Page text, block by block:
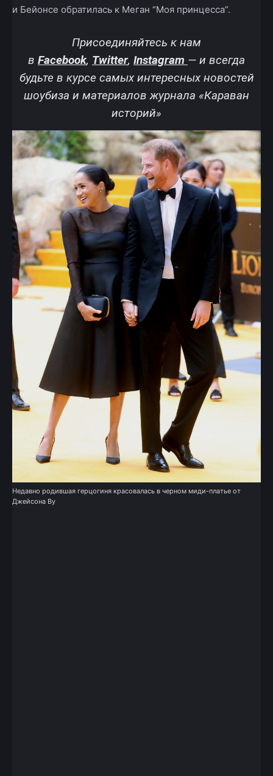
и Бейонсе обратилась к Меган “Моя принцесса”.
Присоединяйтесь к нам
в Facebook, Twitter, Instagram — и всегда
будьте в курсе самых интересных новостей
шоубиза и материалов журнала «Караван
историй»
Недавно родившая герцогиня красовалась в черном миди-платье от
Джейсона Ву